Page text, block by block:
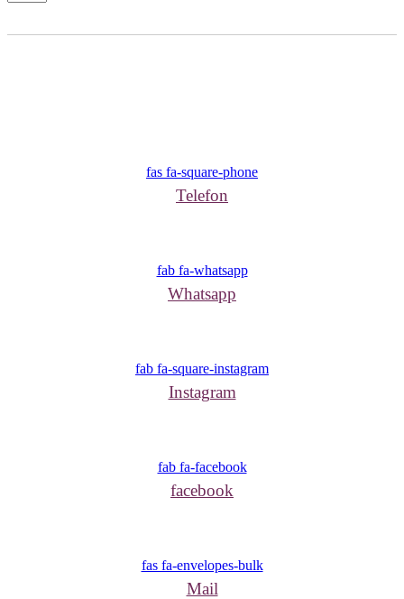
fas fa-square-phone
Telefon
fab fa-whatsapp
Whatsapp
fab fa-square-instagram
Instagram
fab fa-facebook
facebook
fas fa-envelopes-bulk
Mail